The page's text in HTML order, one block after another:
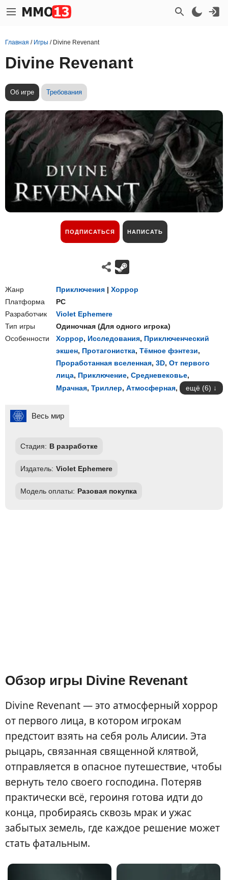
Главная / Игры / Divine Revenant
Divine Revenant
Об игре Требования
ПОДПИСАТЬСЯ НАПИСАТЬ
Жанр Приключения | Хоррор
Платформа
PC
Разработчик
Violet Ephemere
Тип игры
Одиночная (Для одного игрока)
Особенности
Хоррор, Исследования, Приключенческий
экшен, Протагонистка, Тёмное фэнтези,
Проработанная вселенная, 3D, От первого
лица, Приключение, Средневековье,
Мрачная, Триллер, Атмосферная, ещё (6)
Весь мир
Стадия: В разработке
Издатель: Violet Ephemere
Модель оплаты: Разовая покупка
Обзор игры Divine Revenant
Divine Revenant — это атмосферный хоррор
от первого лица, в котором игрокам
предстоит взять на себя роль Алисии. Эта
рыцарь, связанная священной клятвой,
отправляется в опасное путешествие, чтобы
вернуть тело своего господина. Потеряв
практически всё, героиня готова идти до
конца, пробираясь сквозь мрак и ужас
забытых земель, где каждое решение может
стать фатальным.